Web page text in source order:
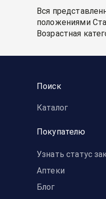
Вся
положениями
Возрастная
Поиск
Каталог
Покупателю
Узнать статус
Аптеки
Блог